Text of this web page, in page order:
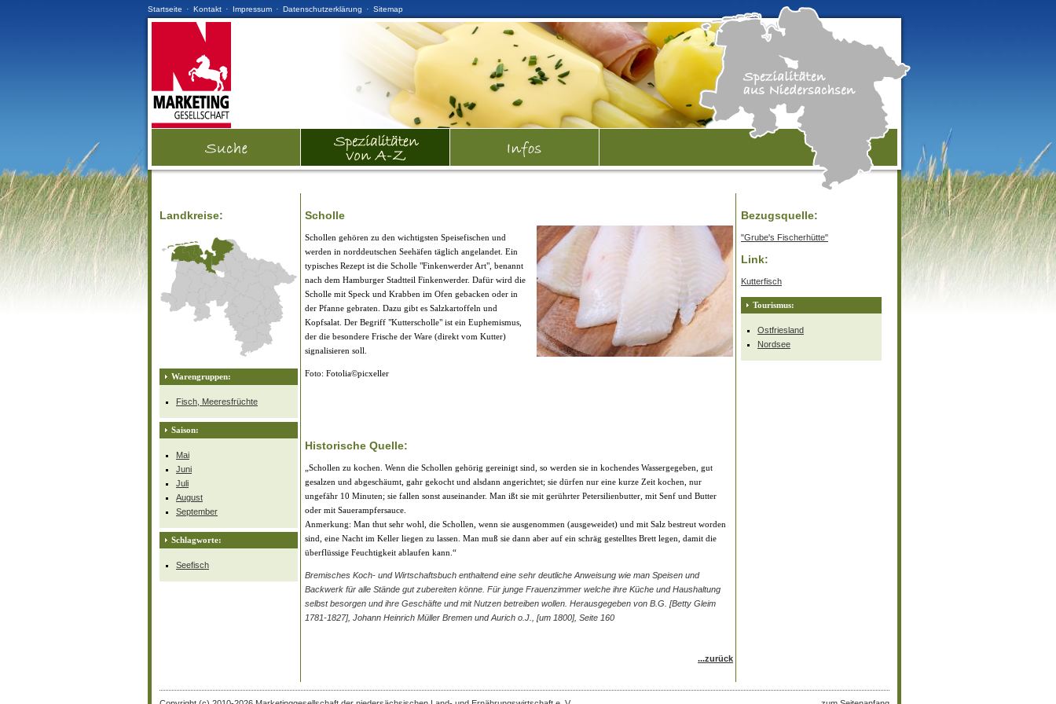
Startseite · Kontakt · Impressum · Datenschutzerklärung · Sitemap
Landkreise:
Warengruppen:
Fisch, Meeresfrüchte
Saison:
Mai
Juni
Juli
August
September
Schlagworte:
Seefisch
Scholle
Schollen gehören zu den wichtigsten Speisefischen und
werden in norddeutschen Seehäfen täglich angelandet. Ein
typisches Rezept ist die Scholle "Finkenwerder Art", benannt
nach dem Hamburger Stadtteil Finkenwerder. Dafür wird die
Scholle mit Speck und Krabben im Ofen gebacken oder in
der Pfanne gebraten. Dazu gibt es Salzkartoffeln und
Kopfsalat. Der Begriff "Kutterscholle" ist ein Euphemismus,
der die besondere Frische der Ware (direkt vom Kutter)
signalisieren soll.
Foto: Fotolia©picxeller
Historische Quelle:
„Schollen zu kochen. Wenn die Schollen gehörig gereinigt sind, so werden sie in kochendes Wassergegeben, gut
gesalzen und abgeschäumt, gahr gekocht und alsdann angerichtet; sie dürfen nur eine kurze Zeit kochen, nur
ungefähr 10 Minuten; sie fallen sonst auseinander. Man ißt sie mit gerührter Petersilienbutter, mit Senf und Butter
oder mit Sauerampfersauce.
Anmerkung: Man thut sehr wohl, die Schollen, wenn sie ausgenommen (ausgeweidet) und mit Salz bestreut worden
sind, eine Nacht im Keller liegen zu lassen. Man muß sie dann aber auf ein schräg gestelltes Brett legen, damit die
überflüssige Feuchtigkeit ablaufen kann.“
Bremisches Koch- und Wirtschaftsbuch enthaltend eine sehr deutliche Anweisung wie man Speisen und
Backwerk für alle Stände gut zubereiten könne. Für junge Frauenzimmer welche ihre Küche und Haushaltung
selbst besorgen und ihre Geschäfte und mit Nutzen betreiben wollen. Herausgegeben von B.G. [Betty Gleim
1781-1827], Johann Heinrich Müller Bremen und Aurich o.J., [um 1800], Seite 160
...zurück
Bezugsquelle:
"Grube's Fischerhütte"
Link:
Kutterfisch
Tourismus:
Ostfriesland
Nordsee